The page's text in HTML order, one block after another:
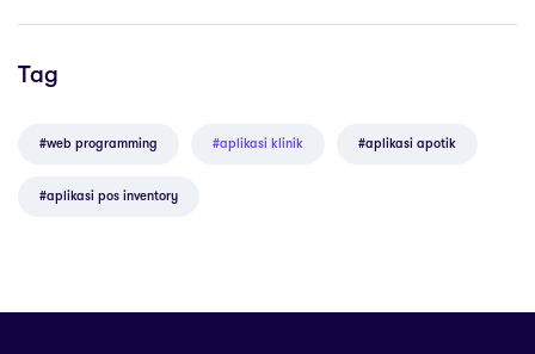
Tag
#web programming #aplikasi klinik #aplikasi apotik
#aplikasi pos inventory